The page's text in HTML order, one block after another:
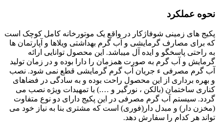
نحوه عملکرد
پکیج های زمینی شوفاژکار در واقع یک موتورخانه کامل کوچک است
که برای مصارف گرمایشی و آب گرم بهداشتی ویلاها و آپارتمان ها
به راحتی پاسخگو و ایده آل میباشد. اين محصول توانایی ارائه
گرمایش و آب گرم به صورت همزمان را دارا بوده و در زمان تولید
آب گرم مصرفی ء جریان آب گرم گرمایشی قطع نمی شود. نصب
و بهره برداری از این محصول راحت بوده و به سادگی در فضاهای
کناری ساختمان (بالکن ، نورگیر و ….) با تمهیدات ویژه نصب می
گردد. سیستم آب گرم مصرفی در این پکیج دارای دو نوع متفاوت
(مخزن دار) و مبدل دار(فوری) است که مشتری بنا به نیاز خود می
تواند هر کدام را سفارش دهد.